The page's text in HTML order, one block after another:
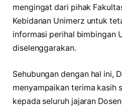
mengingat dari pihak
Kebidanan Unimerz untuk
informasi perihal bimbingan
diselenggarakan.
Sehubungan dengan hal ini,
menyampaikan terima kasih
kepada seluruh jajaran